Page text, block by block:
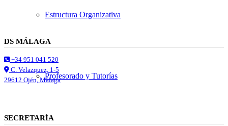
Estructura Organizativa
Profesorado y Tutorías
DS MÁLAGA
+34 951 041 520
C. Velazquez, 1-5
29612 Ojén, Málaga
SECRETARÍA